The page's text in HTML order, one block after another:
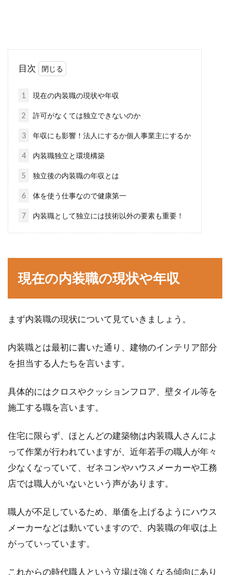
証番号だけは侵入の危険大
賃貸物件において、しっかりとした防犯対策が
備わっていることは重要なポイントとなりま
鉄骨造は熱に弱い？！耐火建築物に
火災は恐ろしい災害のひとつです。人が多く集
まるような大規模な建築物で火災が起こると、
被害...
撤去や交換でより快適に！
のをよく見かけます。収納するものが多いキッ
きは寒いの？寒さ予防を！
開放感が感じられたり、室内空間が明るくなる
のに必要な費用と構造体
するかを決めなければなりません。軽量・重量
目次
1 現在の内装職の現状や年収
2 許可がなくては独立できないのか
3 年収にも影響！法人にするか個人事業主にするか
4 内装職独立と環境構築
5 独立後の内装職の年収とは
6 体を使う仕事なので健康第一
7 内装職として独立には技術以外の要素も重要！
現在の内装職の現状や年収
まず内装職の現状について見ていきましょう。
内装職とは最初に書いた通り、建物のインテリア部分
を担当する人たちを言います。
具体的にはクロスやクッションフロア、壁タイル等を
施工する職を言います。
住宅に限らず、ほとんどの建築物は内装職人さんによ
って作業が行われていますが、近年若手の職人が年々
少なくなっていて、ゼネコンやハウスメーカーや工務
店では職人がいないという声があります。
職人が不足しているため、単価を上げるようにハウス
メーカーなどは動いていますので、内装職の年収は上
がっていっています。
これからの時代職人という立場は強くなる傾向にあり